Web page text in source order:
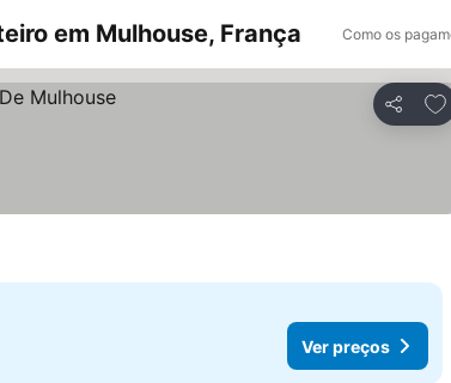
em Mulhouse, França Como os
Partilhar
Ver preços